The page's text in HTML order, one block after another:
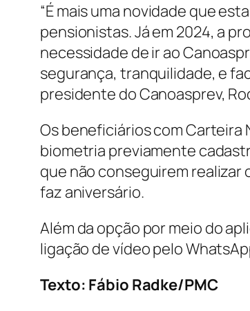
“É mais uma novidade que
pensionistas. Já em 2024, a
necessidade de ir ao
segurança, tranquilidade, e
presidente do Canoasprev,
Os beneficiários com Carteira
biometria previamente
que não conseguirem realizar
faz aniversário.
Além da opção por meio do
ligação de vídeo pelo
Texto: Fábio Radke/PMC